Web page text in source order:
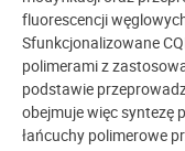
fluorescencji
Sfunkcjonalizowane
polimerami z
podstawie
obejmuje więc syntezę
łańcuchy polimerowe